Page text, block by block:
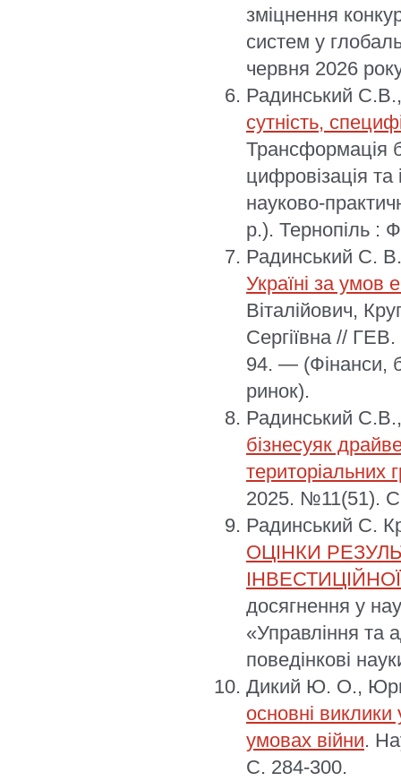
зміцнення
систем у
червня 2026
Радинський
сутність,
Трансформація
цифровізація та
науково-
р.). Тернопіль
Радинський С.
Україні за умов
Віталійович,
Сергіївна //
94. — (Фінанси,
ринок).
Радинський
бізнесуяк
територіальних
2025. №11(51).
Радинський С.
ОЦІНКИ
досягнення у
«Управління та
поведінкові
Дикий Ю. О.,
основні виклики
умовах війни.
С. 284-300.